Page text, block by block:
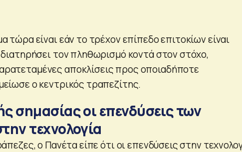
τώρα είναι εάν το τρέχον επίπεδο επιτοκίων είναι
διατηρήσει τον πληθωρισμό κοντά στον στόχο,
αποκλίσεις προς οποιαδήποτε
ο κεντρικός τραπεζίτης.
σημασίας οι επενδύσεις των
τεχνολογία
ο Πανέτα είπε ότι οι επενδύσεις στην